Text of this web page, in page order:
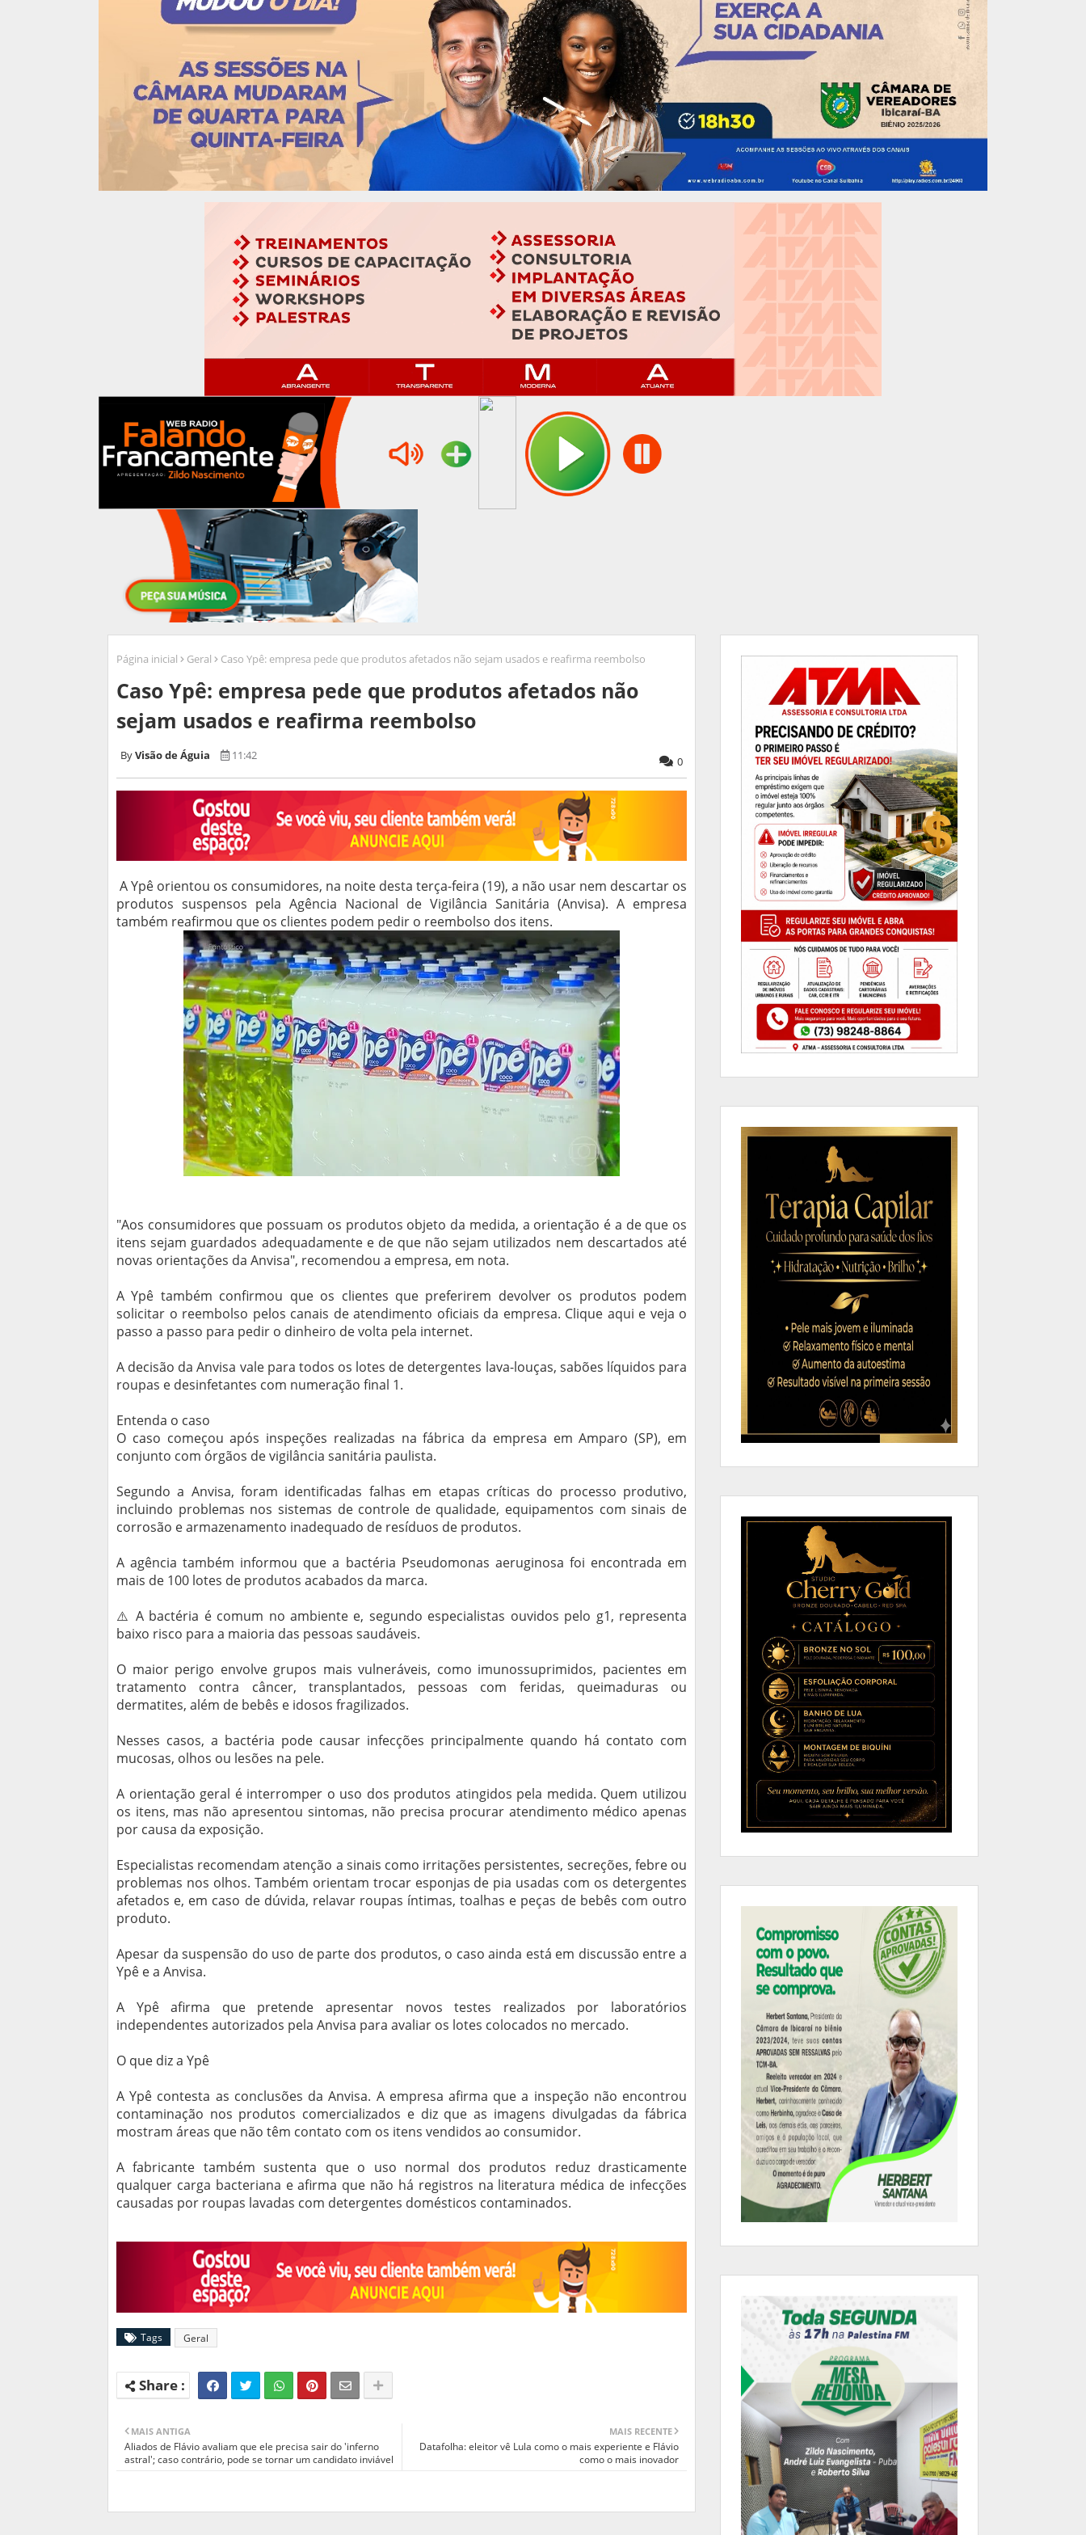
Página inicial Geral Caso Ypê: empresa pede que produtos afetados não sejam usados e reafirma reembolso
Caso Ypê: empresa pede que produtos afetados não
sejam usados e reafirma reembolso
Visão de Águia 11:42 0
A Ypê orientou os consumidores, na noite desta terça-feira (19), a não usar nem descartar os
produtos suspensos pela Agência Nacional de Vigilância Sanitária (Anvisa). A empresa
também reafirmou que os clientes podem pedir o reembolso dos itens.
"Aos consumidores que possuam os produtos objeto da medida, a orientação é a de que os
itens sejam guardados adequadamente e de que não sejam utilizados nem descartados até
novas orientações da Anvisa", recomendou a empresa, em nota.
A Ypê também confirmou que os clientes que preferirem devolver os produtos podem
solicitar o reembolso pelos canais de atendimento oficiais da empresa. Clique aqui e veja o
passo a passo para pedir o dinheiro de volta pela internet.
A decisão da Anvisa vale para todos os lotes de detergentes lava-louças, sabões líquidos para
roupas e desinfetantes com numeração final 1.
Entenda o caso
O caso começou após inspeções realizadas na fábrica da empresa em Amparo (SP), em
conjunto com órgãos de vigilância sanitária paulista.
Segundo a Anvisa, foram identificadas falhas em etapas críticas do processo produtivo,
incluindo problemas nos sistemas de controle de qualidade, equipamentos com sinais de
corrosão e armazenamento inadequado de resíduos de produtos.
A agência também informou que a bactéria Pseudomonas aeruginosa foi encontrada em
mais de 100 lotes de produtos acabados da marca.
⚠️ A bactéria é comum no ambiente e, segundo especialistas ouvidos pelo g1, representa
baixo risco para a maioria das pessoas saudáveis.
O maior perigo envolve grupos mais vulneráveis, como imunossuprimidos, pacientes em
tratamento contra câncer, transplantados, pessoas com feridas, queimaduras ou
dermatites, além de bebês e idosos fragilizados.
Nesses casos, a bactéria pode causar infecções principalmente quando há contato com
mucosas, olhos ou lesões na pele.
A orientação geral é interromper o uso dos produtos atingidos pela medida. Quem utilizou
os itens, mas não apresentou sintomas, não precisa procurar atendimento médico apenas
por causa da exposição.
Especialistas recomendam atenção a sinais como irritações persistentes, secreções, febre ou
problemas nos olhos. Também orientam trocar esponjas de pia usadas com os detergentes
afetados e, em caso de dúvida, relavar roupas íntimas, toalhas e peças de bebês com outro
produto.
Apesar da suspensão do uso de parte dos produtos, o caso ainda está em discussão entre a
Ypê e a Anvisa.
A Ypê afirma que pretende apresentar novos testes realizados por laboratórios
independentes autorizados pela Anvisa para avaliar os lotes colocados no mercado.
O que diz a Ypê
A Ypê contesta as conclusões da Anvisa. A empresa afirma que a inspeção não encontrou
contaminação nos produtos comercializados e diz que as imagens divulgadas da fábrica
mostram áreas que não têm contato com os itens vendidos ao consumidor.
A fabricante também sustenta que o uso normal dos produtos reduz drasticamente
qualquer carga bacteriana e afirma que não há registros na literatura médica de infecções
causadas por roupas lavadas com detergentes domésticos contaminados.
Tags Geral
MAIS RECENTE
Datafolha: eleitor vê Lula como o mais experiente e Flávio
como o mais inovador
MAIS ANTIGA
Aliados de Flávio avaliam que ele precisa sair do 'inferno
astral'; caso contrário, pode se tornar um candidato inviável